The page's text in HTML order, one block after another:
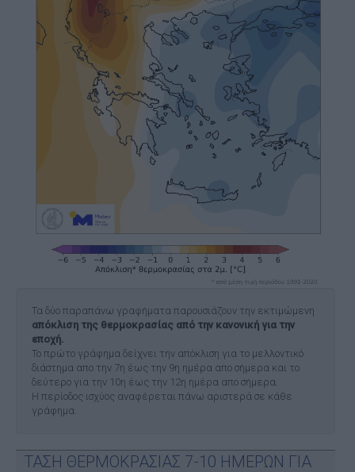
Τα δύο παραπάνω γραφήματα παρουσιάζουν την εκτιμώμενη
απόκλιση της θερμοκρασίας από την κανονική για την
εποχή.
Το πρώτο γράφημα δείχνει την απόκλιση για το μελλοντικό
διάστημα απο την 7η έως την 9η ημέρα απο σήμερα και το
δεύτερο για την 10η έως την 12η ημέρα απο σήμερα.
Η περίοδος ισχύος αναφέρεται πάνω αριστερά σε κάθε
γράφημα.
ΤΑΣΗ ΘΕΡΜΟΚΡΑΣΙΑΣ 7-10 ΗΜΕΡΩΝ ΓΙΑ